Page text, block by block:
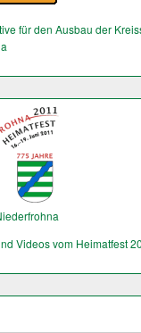
für den Ausbau der
Videos vom Heimatfest